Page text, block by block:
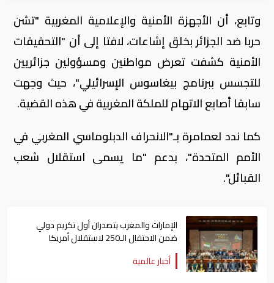
وتابع، أن الأجهزة الأمنية والإعلامية المغربية "تشن
حربا ضد الجزائر بخلق إشاعات، لافتا إلى أن "التحقيقات
الأمنية كشفت تعرض مواطنين ومسؤولين جزائريين
للتجسس ببرنامج بيغاسوس الإسرائيلي"، حيث وجهت
سابقا أصابع الاتهام للملكة المغربية في هذه القضية.
كما ندد لعمامرة بـ"الانحراف الدبلوماسي المغربي في
الأمم المتحدة"، بدعم "ما يسمى استقلال شعب
القبائل".
الإمارات والمغرب يتصدران أول تكريم دولي
ضمن الاحتفال الـ250 لاستقلال أمريكا
أخبار عالمية